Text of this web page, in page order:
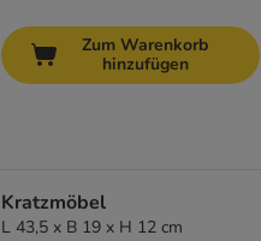
Zum Warenkorb
hinzufügen
Kratzmöbel
L 43,5 x B 19 x H 12 cm